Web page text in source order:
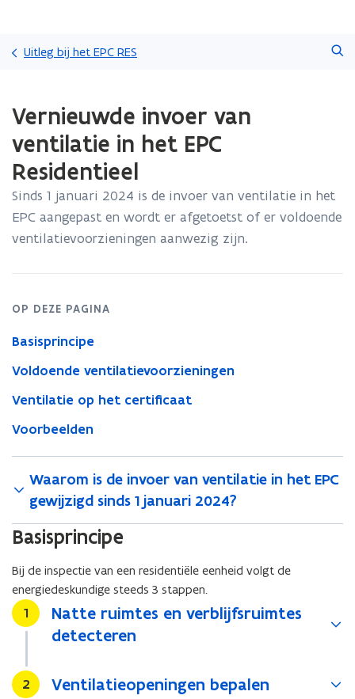
gaan
Uitleg bij het EPC RES
met
laden.
zich
op:
Vernieuwde
invoer
van
EPC
Vernieuwde invoer van
ventilatie in het EPC
Residentieel
Sinds 1 januari 2024 is de invoer van ventilatie in het
EPC aangepast en wordt er afgetoetst of er voldoende
ventilatievoorzieningen aanwezig zijn.
OP DEZE PAGINA
Basisprincipe
Voldoende ventilatievoorzieningen
Ventilatie op het certificaat
Voorbeelden
Waarom is de invoer van ventilatie in het EPC
gewijzigd sinds 1 januari 2024?
Basisprincipe
Bij de inspectie van een residentiële eenheid volgt de
energiedeskundige steeds 3 stappen.
Stap
1
Natte ruimtes en verblijfsruimtes
detecteren
Stap
2 Ventilatieopeningen bepalen